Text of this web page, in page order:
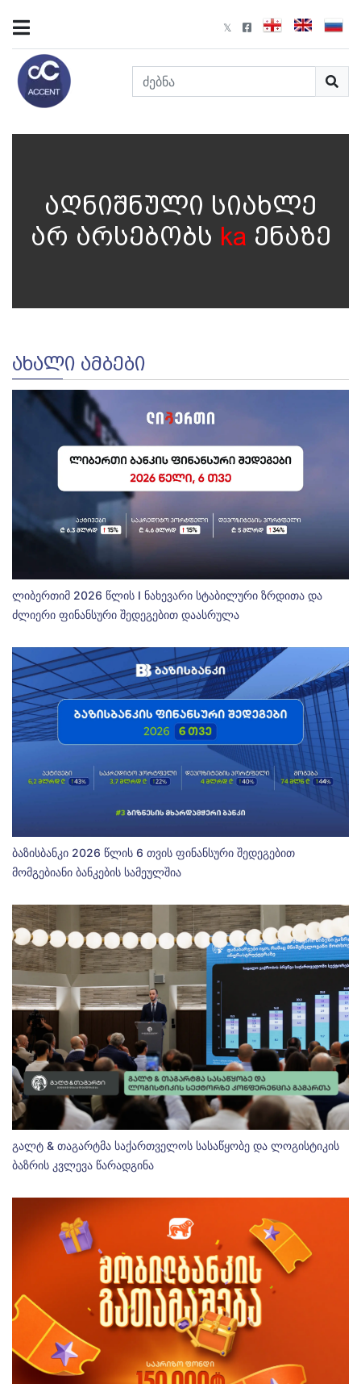
აღნიშნული სიახლე
არ არსებობს ka ენაზე
ᲐᲮᲐᲚᲘ ᲐᲛᲑᲔᲑᲘ
ლიბერთიმ 2026 წლის I ნახევარი სტაბილური ზრდითა და
ძლიერი ფინანსური შედეგებით დაასრულა
ბაზისბანკი 2026 წლის 6 თვის ფინანსური შედეგებით
მომგებიანი ბანკების სამეულშია
გალტ & თაგარტმა საქართველოს სასაწყობე და ლოგისტიკის
ბაზრის კვლევა წარადგინა